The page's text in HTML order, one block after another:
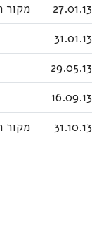
27.01.13
מקור
31.01.13
29.05.13
16.09.13
31.10.13 מקור